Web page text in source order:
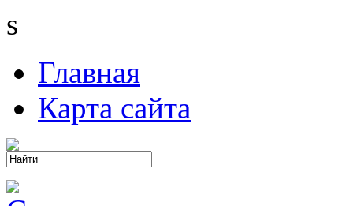
s
Главная
Карта сайта